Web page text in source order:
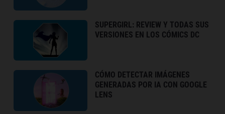
SUPERGIRL: REVIEW Y TODAS SUS
VERSIONES EN LOS CÓMICS DC
CÓMO DETECTAR IMÁGENES
GENERADAS POR IA CON GOOGLE
LENS